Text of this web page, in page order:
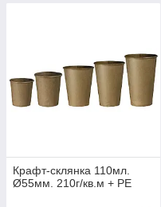
Крафт-склянка 110мл.
Ø55мм. 210г/кв.м + PE